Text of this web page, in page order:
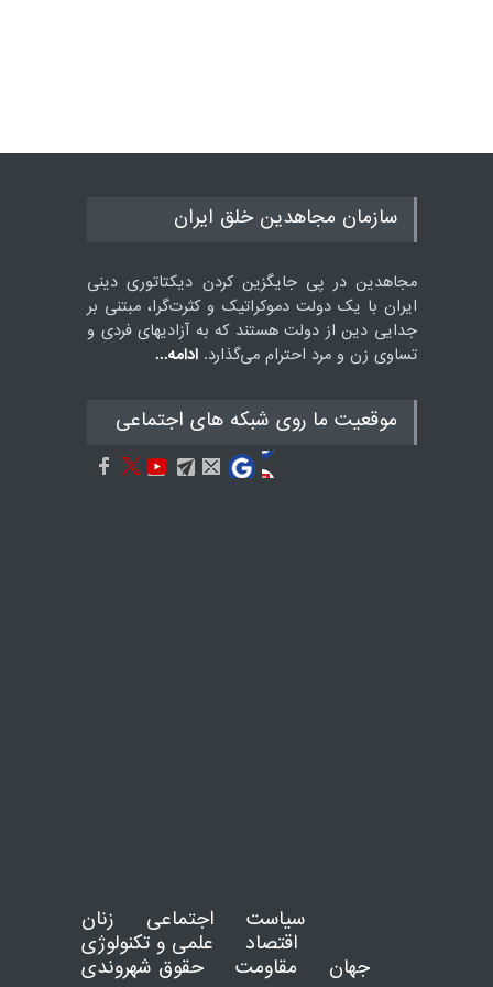
سازمان مجاهدین خلق ایران
مجاهدین در پی جایگزین کردن دیکتاتوری دینی
ایران با یک دولت دموکراتیک و کثرت‌گرا، مبتنی بر
جدایی دین از دولت هستند که به آزادیهای فردی و
تساوی زن و مرد احترام می‌گذارد. ادامه...
موقعيت ما روى شبكه هاى اجتماعى
زنان اجتماعی
سیاست
علمی و تکنولوژی
اقتصاد
حقوق شهروندی
مقاومت جهان